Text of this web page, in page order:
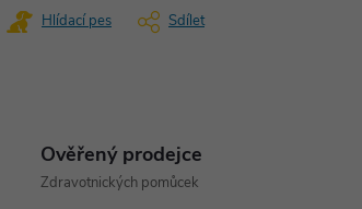
Hlídací pes Sdílet
Ověřený prodejce
Zdravotnických pomůcek